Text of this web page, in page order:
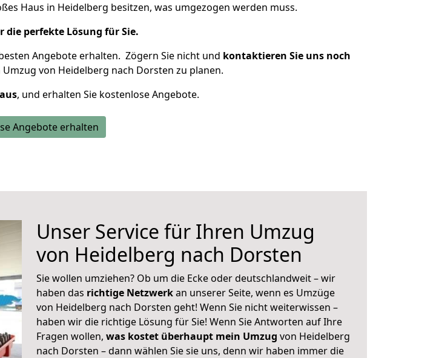
Haus in Heidelberg besitzen, was umgezogen werden muss.
die perfekte Lösung für Sie.
Angebote erhalten. Zögern Sie nicht und kontaktieren Sie uns noch
von Heidelberg nach Dorsten zu planen.
, und erhalten Sie kostenlose Angebote.
Angebote erhalten
Unser Service für Ihren Umzug
von Heidelberg nach Dorsten
Sie wollen umziehen? Ob um die Ecke oder deutschlandweit – wir
haben das richtige Netzwerkan unserer Seite, wenn es Umzüge
von Heidelberg nach Dorsten geht! Wenn Sie nicht weiterwissen –
haben wir die richtige Lösung für Sie! Wenn Sie Antworten auf Ihre
Fragen wollen, was kostet überhaupt mein Umzug von Heidelberg
nach Dorsten – dann wählen Sie sie uns, denn wir haben immer die